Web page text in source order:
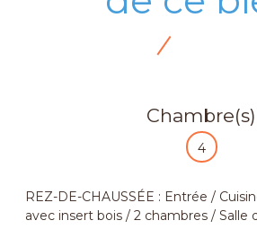
Chambre(s)
4
REZ-DE-CHAUSSÉE : Entrée /
avec insert bois / 2 chambres / Salle